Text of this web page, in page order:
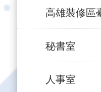
高雄裝修區
秘書室
人事室